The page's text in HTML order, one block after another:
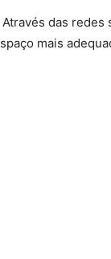
das redes
mais